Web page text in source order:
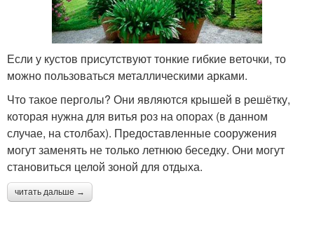
Если у кустов присутствуют тонкие гибкие веточки, то
можно пользоваться металлическими арками.
Что такое перголы? Они являются крышей в решётку,
которая нужна для витья роз на опорах (в данном
случае, на столбах). Предоставленные сооружения
могут заменять не только летнюю беседку. Они могут
становиться целой зоной для отдыха.
читать дальше →